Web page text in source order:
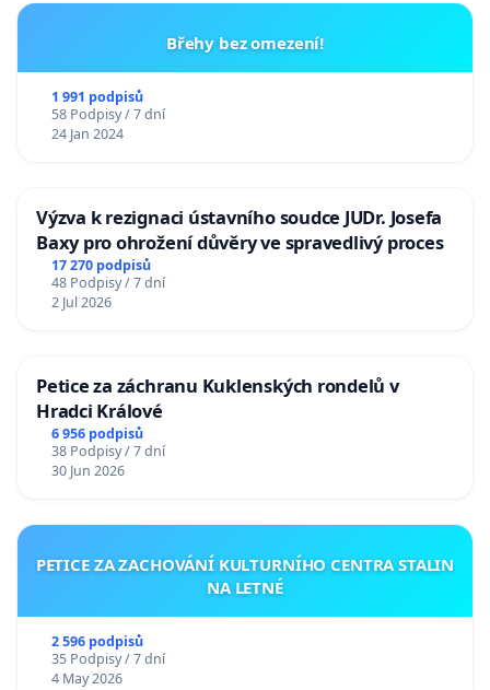
Břehy bez omezení!
1 991 podpisů
58 Podpisy / 7 dní
24 Jan 2024
Výzva k rezignaci ústavního soudce JUDr. Josefa
Baxy pro ohrožení důvěry ve spravedlivý proces
17 270 podpisů
48 Podpisy / 7 dní
2 Jul 2026
Petice za záchranu Kuklenských rondelů v
Hradci Králové
6 956 podpisů
38 Podpisy / 7 dní
30 Jun 2026
PETICE ZA ZACHOVÁNÍ KULTURNÍHO CENTRA STALIN
NA LETNÉ
2 596 podpisů
35 Podpisy / 7 dní
4 May 2026